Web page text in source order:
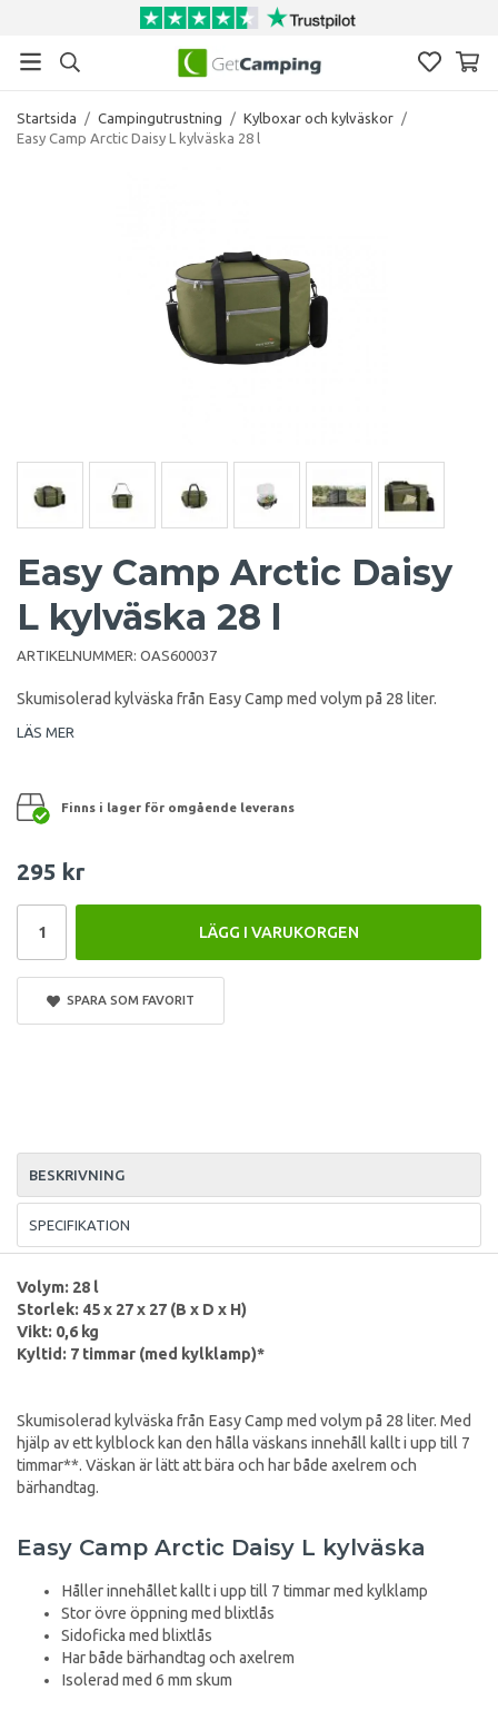
Startsida / Campingutrustning / Kylboxar och kylväskor /
Easy Camp Arctic Daisy L kylväska 28 l
Easy Camp Arctic Daisy
L kylväska 28 l
ARTIKELNUMMER: OAS600037
Skumisolerad kylväska från Easy Camp med volym på 28 liter.
LÄS MER
Finns i lager för omgående leverans
295 kr
LÄGG I VARUKORGEN
SPARA SOM FAVORIT
BESKRIVNING
SPECIFIKATION
Volym: 28 l
Storlek: 45 x 27 x 27 (B x D x H)
Vikt: 0,6 kg
Kyltid: 7 timmar (med kylklamp)*
Skumisolerad kylväska från Easy Camp med volym på 28 liter. Med
hjälp av ett kylblock kan den hålla väskans innehåll kallt i upp till 7
timmar**. Väskan är lätt att bära och har både axelrem och
bärhandtag.
Easy Camp Arctic Daisy L kylväska
Håller innehållet kallt i upp till 7 timmar med kylklamp
Stor övre öppning med blixtlås
Sidoficka med blixtlås
Har både bärhandtag och axelrem
Isolerad med 6 mm skum